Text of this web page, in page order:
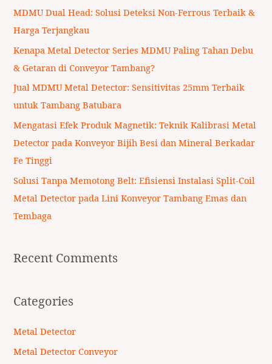
c
h
:
MDMU Dual Head: Solusi Deteksi Non-Ferrous Terbaik &
Harga Terjangkau
Kenapa Metal Detector Series MDMU Paling Tahan Debu
& Getaran di Conveyor Tambang?
Jual MDMU Metal Detector: Sensitivitas 25mm Terbaik
untuk Tambang Batubara
Mengatasi Efek Produk Magnetik: Teknik Kalibrasi Metal
Detector pada Konveyor Bijih Besi dan Mineral Berkadar
Fe Tinggi
Solusi Tanpa Memotong Belt: Efisiensi Instalasi Split-Coil
Metal Detector pada Lini Konveyor Tambang Emas dan
Tembaga
Recent Comments
Categories
Metal Detector
Metal Detector Conveyor